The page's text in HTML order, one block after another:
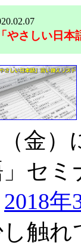
やさしい日本
金）
」セ
2018
触れ